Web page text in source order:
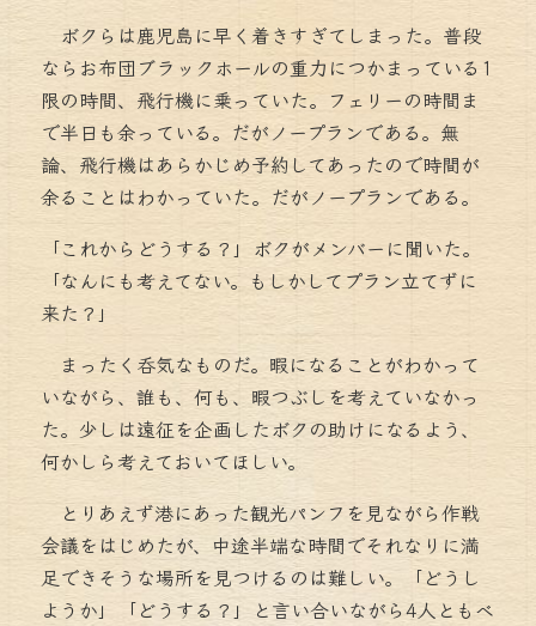
ボクらは鹿児島に早く着きすぎてしまった。普段
ならお布団ブラックホールの重力につかまっている1
限の時間、飛行機に乗っていた。フェリーの時間ま
で半日も余っている。だがノープランである。無
論、飛行機はあらかじめ予約してあったので時間が
余ることはわかっていた。だがノープランである。
「これからどうする？」ボクがメンバーに聞いた。
「なんにも考えてない。もしかしてプラン立てずに
来た？」
まったく呑気なものだ。暇になることがわかって
いながら、誰も、何も、暇つぶしを考えていなかっ
た。少しは遠征を企画したボクの助けになるよう、
何かしら考えておいてほしい。
とりあえず港にあった観光パンフを見ながら作戦
会議をはじめたが、中途半端な時間でそれなりに満
足できそうな場所を見つけるのは難しい。「どうし
ようか」「どうする？」と言い合いながら4人ともベ